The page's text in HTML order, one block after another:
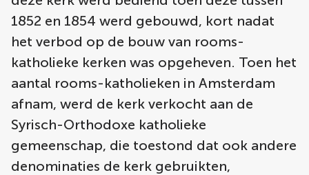
1852 en 1854 werd gebouwd, kort nadat
het verbod op de bouw van rooms-
katholieke kerken was opgeheven. Toen het
aantal rooms-katholieken in Amsterdam
afnam, werd de kerk verkocht aan de
Syrisch-Orthodoxe katholieke
gemeenschap, die toestond dat ook andere
denominaties de kerk gebruikten,